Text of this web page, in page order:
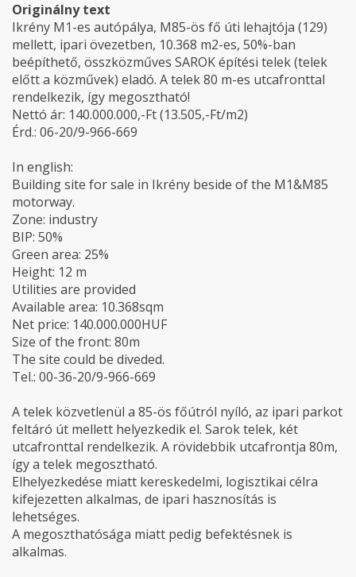
Originálny text
Ikrény M1-es autópálya, M85-ös fő úti lehajtója (129)
mellett, ipari övezetben, 10.368 m2-es, 50%-ban
beépíthető, összközműves SAROK építési telek (telek
előtt a közművek) eladó. A telek 80 m-es utcafronttal
rendelkezik, így megosztható!
Nettó ár: 140.000.000,-Ft (13.505,-Ft/m2)
Érd.: 06-20/9-966-669
In english:
Building site for sale in Ikrény beside of the M1&M85
motorway.
Zone: industry
BIP: 50%
Green area: 25%
Height: 12 m
Utilities are provided
Available area: 10.368sqm
Net price: 140.000.000HUF
Size of the front: 80m
The site could be diveded.
Tel.: 00-36-20/9-966-669
A telek közvetlenül a 85-ös főútról nyíló, az ipari parkot
feltáró út mellett helyezkedik el. Sarok telek, két
utcafronttal rendelkezik. A rövidebbik utcafrontja 80m,
így a telek megosztható.
Elhelyezkedése miatt kereskedelmi, logisztikai célra
kifejezetten alkalmas, de ipari hasznosítás is
lehetséges.
A megoszthatósága miatt pedig befektésnek is
alkalmas.